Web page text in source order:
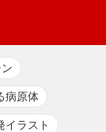
病原体
イラスト